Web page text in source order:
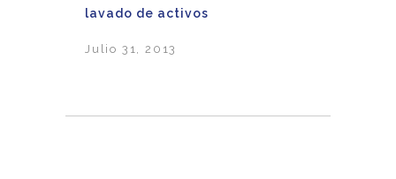
lavado de activos
Julio 31, 2013